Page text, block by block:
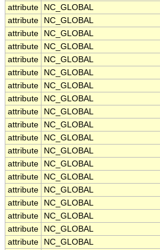
attribute
NC_GLOBAL
attribute
NC_GLOBAL
attribute
NC_GLOBAL
attribute
NC_GLOBAL
attribute
NC_GLOBAL
attribute
NC_GLOBAL
attribute
NC_GLOBAL
attribute
NC_GLOBAL
attribute
NC_GLOBAL
attribute
NC_GLOBAL
attribute
NC_GLOBAL
attribute
NC_GLOBAL
attribute
NC_GLOBAL
attribute
NC_GLOBAL
attribute
NC_GLOBAL
attribute
NC_GLOBAL
attribute
NC_GLOBAL
attribute
NC_GLOBAL
attribute
NC_GLOBAL